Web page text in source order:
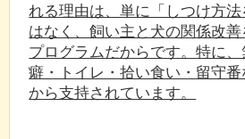
れる理由は、単に「しつけ方
はなく、飼い主と犬の関係改
プログラムだからです。特に
癖・トイレ・拾い食い・留守
から支持されています。